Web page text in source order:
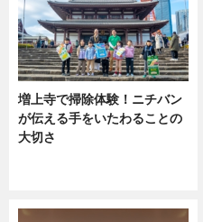
増上寺で掃除体験！ニチバン
が伝える手をいたわることの
大切さ